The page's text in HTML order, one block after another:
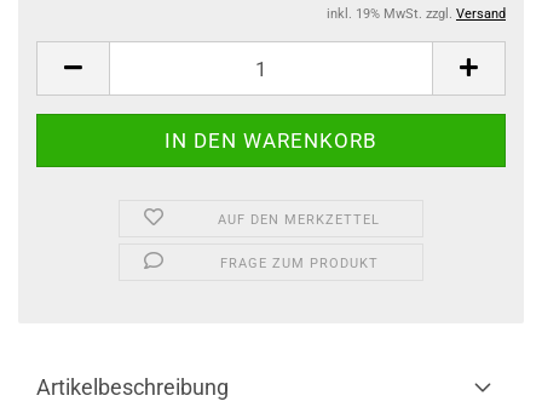
inkl. 19% MwSt. zzgl. Versand
AUF DEN MERKZETTEL
FRAGE ZUM PRODUKT
Artikelbeschreibung